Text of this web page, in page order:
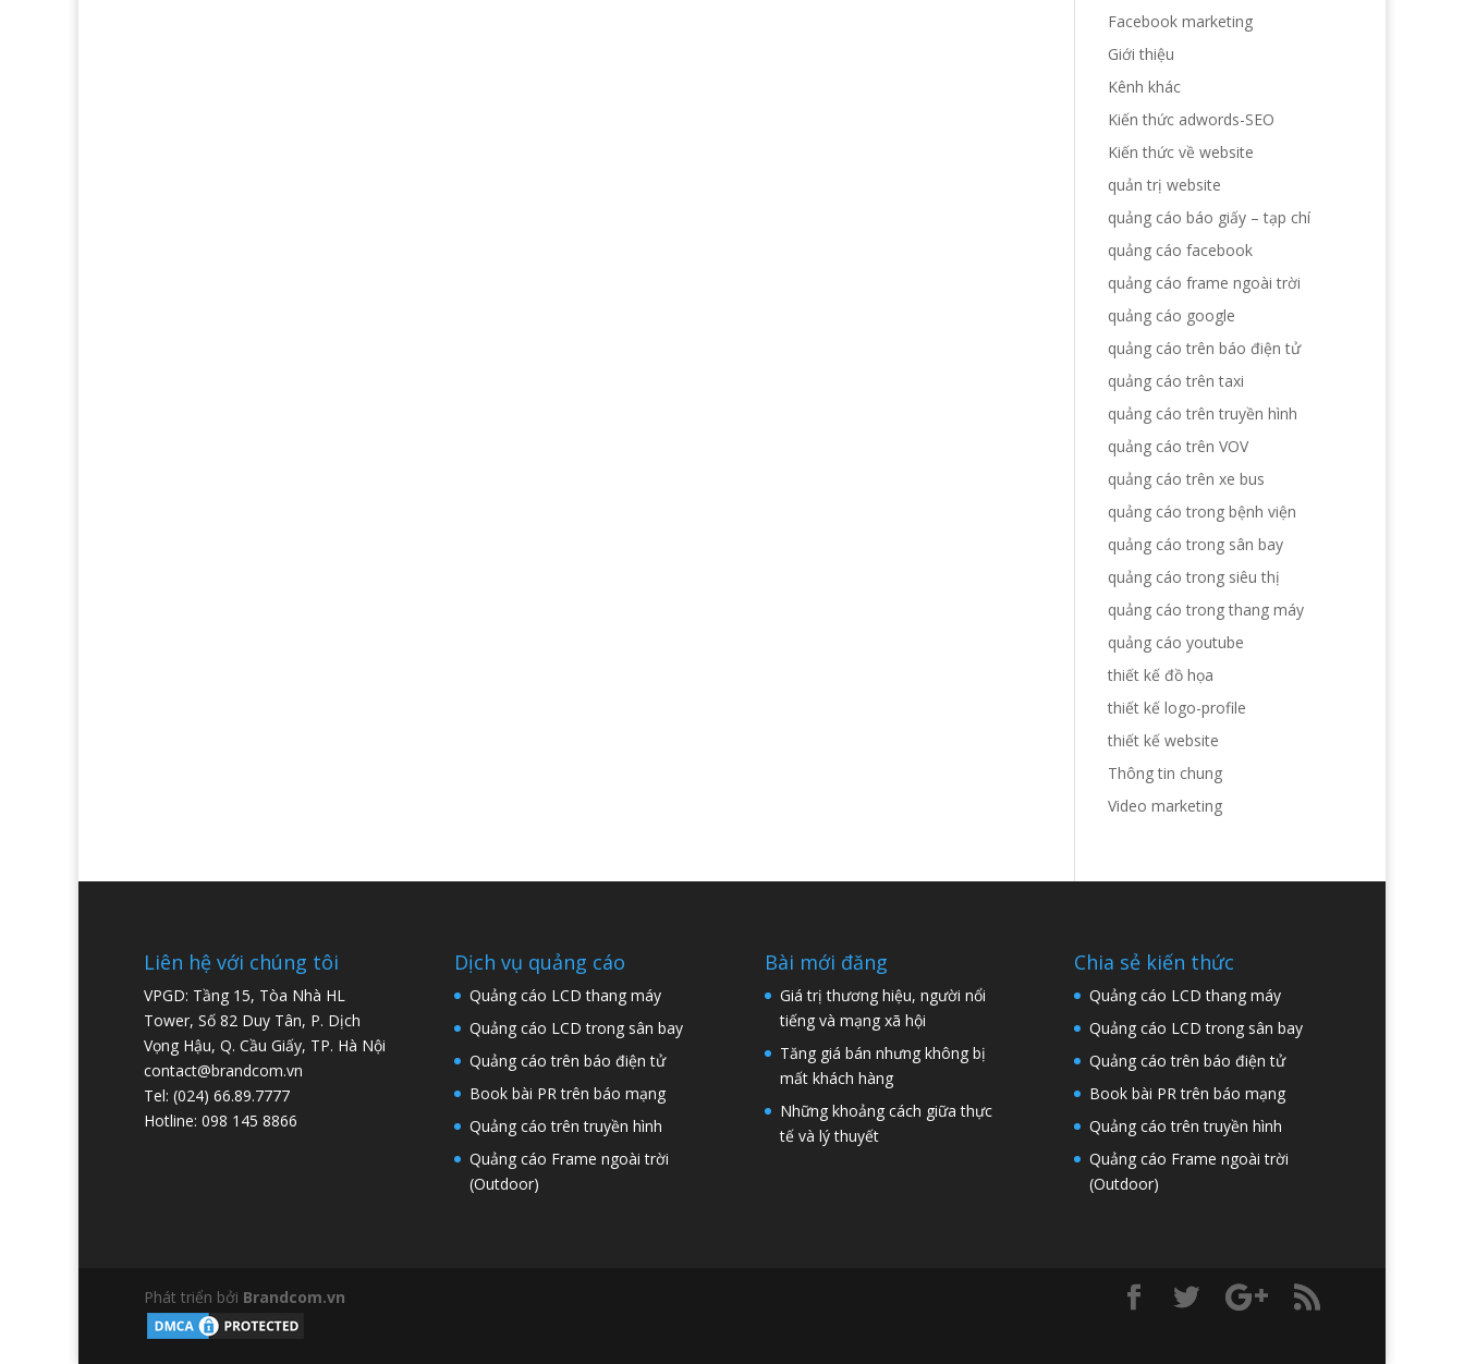
Facebook marketing
Giới thiệu
Kênh khác
Kiến thức adwords-SEO
Kiến thức về website
quản trị website
quảng cáo báo giấy – tạp chí
quảng cáo facebook
quảng cáo frame ngoài trời
quảng cáo google
quảng cáo trên báo điện tử
quảng cáo trên taxi
quảng cáo trên truyền hình
quảng cáo trên VOV
quảng cáo trên xe bus
quảng cáo trong bệnh viện
quảng cáo trong sân bay
quảng cáo trong siêu thị
quảng cáo trong thang máy
quảng cáo youtube
thiết kế đồ họa
thiết kế logo-profile
thiết kế website
Thông tin chung
Video marketing
Liên hệ với chúng tôi
VPGD: Tầng 15, Tòa Nhà HL
Tower, Số 82 Duy Tân, P. Dịch
Vọng Hậu, Q. Cầu Giấy, TP. Hà Nội
contact@brandcom.vn
Tel: (024) 66.89.7777
Hotline: 098 145 8866
Dịch vụ quảng cáo
Quảng cáo LCD thang máy
Quảng cáo LCD trong sân bay
Quảng cáo trên báo điện tử
Book bài PR trên báo mạng
Quảng cáo trên truyền hình
Quảng cáo Frame ngoài trời
(Outdoor)
Bài mới đăng
Giá trị thương hiệu, người nổi
tiếng và mạng xã hội
Tăng giá bán nhưng không bị
mất khách hàng
Những khoảng cách giữa thực
tế và lý thuyết
Chia sẻ kiến thức
Quảng cáo LCD thang máy
Quảng cáo LCD trong sân bay
Quảng cáo trên báo điện tử
Book bài PR trên báo mạng
Quảng cáo trên truyền hình
Quảng cáo Frame ngoài trời
(Outdoor)
Phát triển bởi Brandcom.vn